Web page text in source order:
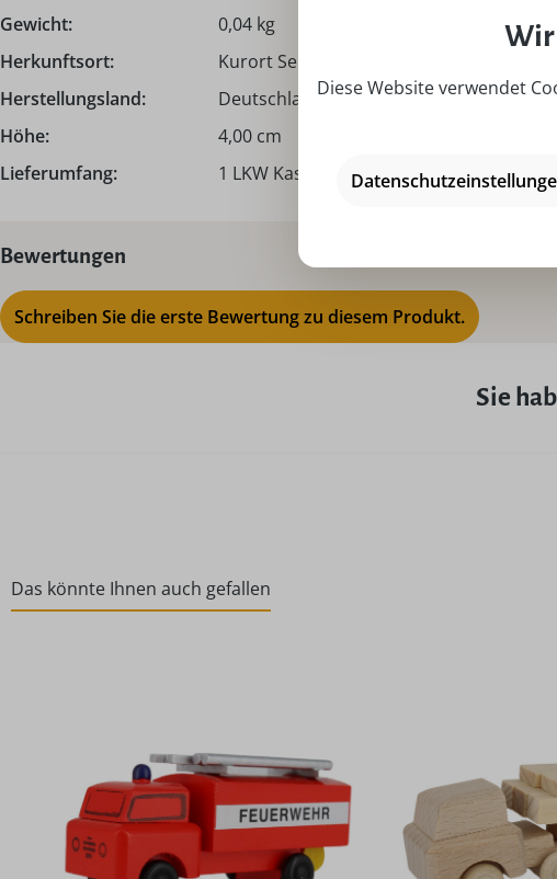
Gewicht:
0,04 kg
Herkunftsort:
Kurort Seiffen | Erzgebirge
Herstellungsland:
Deutschland - Made in Germany
Höhe:
4,00 cm
Lieferumfang:
1 LKW Kastenwagen
Bewertungen
Schreiben Sie die erste Bewertung zu diesem Produkt.
Sie
Das könnte Ihnen auch gefallen
Wir
Diese Website verwendet